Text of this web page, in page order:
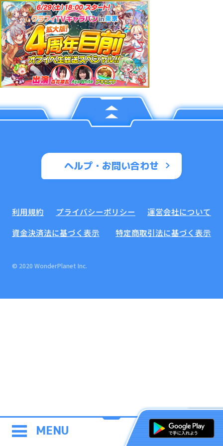
MENU
ヘルプ・お問い合わせ
利用規約 プライバシーポリシー
運営会社について
資金決済法に基づく表示
特定商取引法に基づく表示
© 2020 WonderPlanet Inc.